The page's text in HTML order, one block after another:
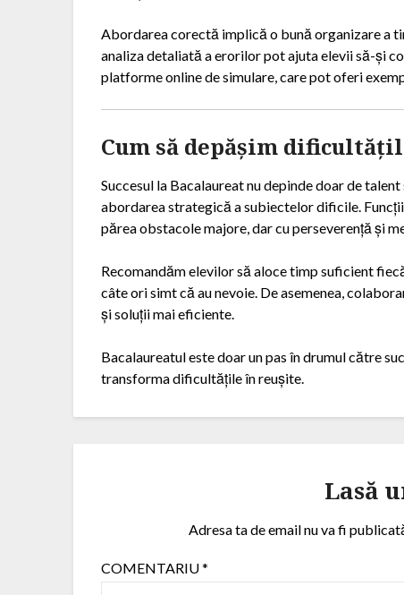
Abordarea corectă implică o bună organizare a
analiza detaliată a erorilor pot ajuta elevii să-și
platforme online de simulare, care pot oferi
Cum să depășim
Succesul la Bacalaureat nu depinde doar de
abordarea strategică a subiectelor dificile.
părea obstacole majore, dar cu perseverență și
Recomandăm elevilor să aloce timp suficient
câte ori simt că au nevoie. De asemenea,
și soluții mai eficiente.
Bacalaureatul este doar un pas în drumul către
transforma dificultățile în reușite.
Lasă
Adresa ta de email nu va fi
COMENTARIU*